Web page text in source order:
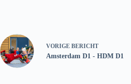
VORIGE BERICHT
Amsterdam D1 - HDM D1